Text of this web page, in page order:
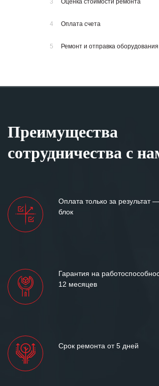
3 Оценка стоимости ремонта
4 Оплата счета
5 Ремонт и отправка оборудования
Преимущества
сотрудничества с
Оплата только за результат
блок
Гарантия на
12 месяцев
Срок ремонта от 5 дней